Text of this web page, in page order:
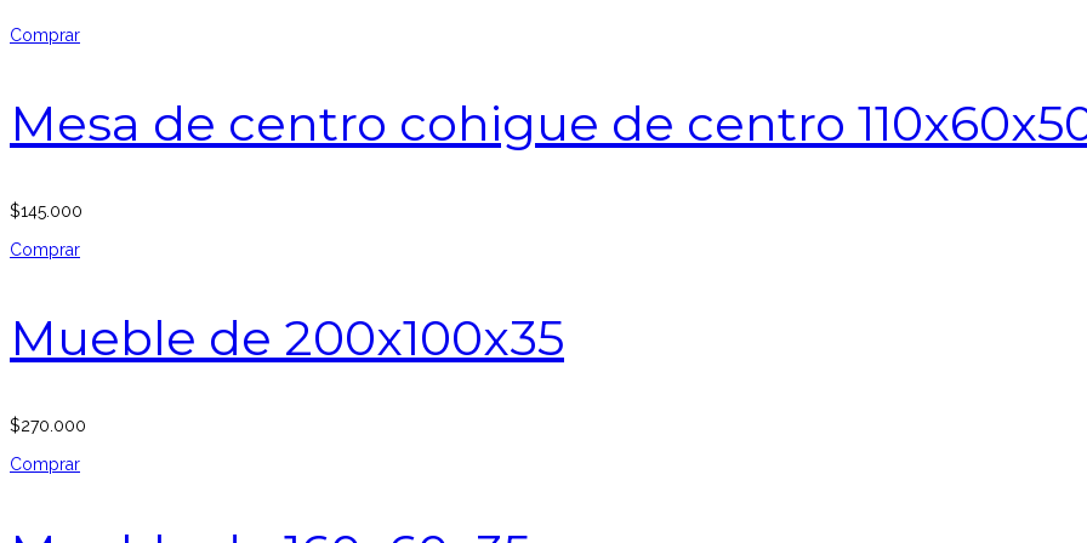
Comprar
Mesa de centro cohigue de centro
$145.000
Comprar
Mueble de 200x100x35
$270.000
Comprar